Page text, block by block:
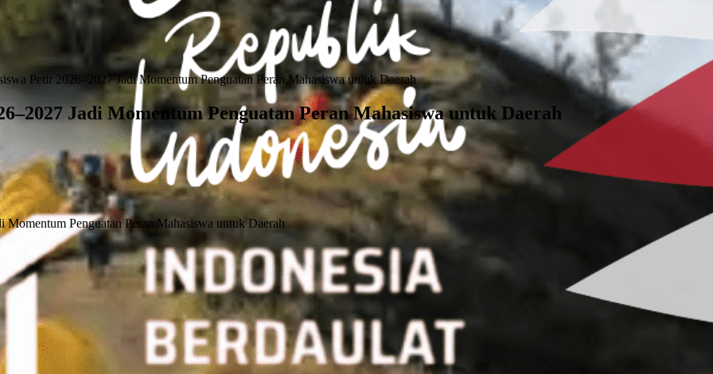
Petir 2026–2027 Jadi Momentum Penguatan Peran Mahasiswa untuk Daerah
Jadi Momentum Penguatan Peran Mahasiswa untuk Daerah